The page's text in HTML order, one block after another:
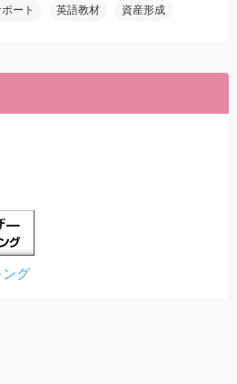
ート 英語教材 資産形成
ング